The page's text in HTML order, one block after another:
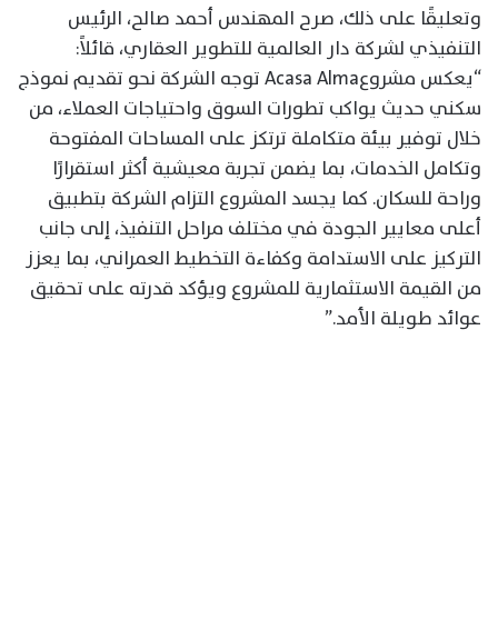
وتعليقًا على ذلك، صرح المهندس أحمد صالح، الرئيس
التنفيذي لشركة دار العالمية للتطوير العقاري، قائلاً:
“يعكس مشروعAcasa Alma توجه الشركة نحو تقديم نموذج
سكني حديث يواكب تطورات السوق واحتياجات العملاء، من
خلال توفير بيئة متكاملة ترتكز على المساحات المفتوحة
وتكامل الخدمات، بما يضمن تجربة معيشية أكثر استقرارًا
وراحة للسكان. كما يجسد المشروع التزام الشركة بتطبيق
أعلى معايير الجودة في مختلف مراحل التنفيذ، إلى جانب
التركيز على الاستدامة وكفاءة التخطيط العمراني، بما يعزز
من القيمة الاستثمارية للمشروع ويؤكد قدرته على تحقيق
عوائد طويلة الأمد.”